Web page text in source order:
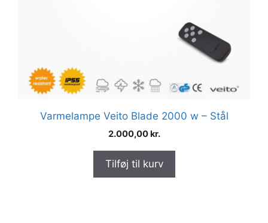
Varmelampe Veito Blade 2000 w – Stål
2.000,00kr.
Tilføj til kurv